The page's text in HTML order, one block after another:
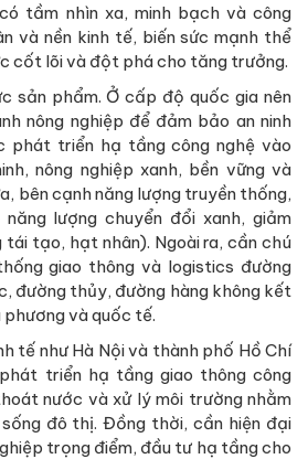
tầm nhìn xa, minh bạch và công
và nền kinh tế, biến sức mạnh thể
cốt lõi và đột phá cho tăng trưởng.
sản phẩm. Ở cấp độ quốc gia nên
nông nghiệp để đảm bảo an ninh
phát triển hạ tầng công nghệ vào
nông nghiệp xanh, bền vững và
bên cạnh năng lượng truyền thống,
lượng chuyển đổi xanh, giảm
tạo, hạt nhân). Ngoài ra, cần chú
giao thông và logistics đường
đường thủy, đường hàng không kết
và quốc tế.
tế như Hà Nội và thành phố Hồ Chí
triển hạ tầng giao thông công
nước và xử lý môi trường nhằm
đô thị. Đồng thời, cần hiện đại
trọng điểm, đầu tư hạ tầng cho